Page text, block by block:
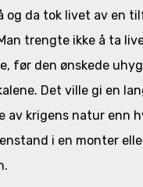
og da tok livet av en
trengte ikke å ta
før den ønskede
Det ville gi en
av krigens natur enn
i en monter